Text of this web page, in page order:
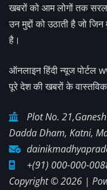
खबरों को आम लोगों तक
उन मुद्दों को उठाती है जो
है।
ऑनलाइन हिंदी न्यूज
पूरे देश की खबरों के
Plot No.
Dadda Dham, Katni,
+(91) 000-000-
Copyright © 2026 |